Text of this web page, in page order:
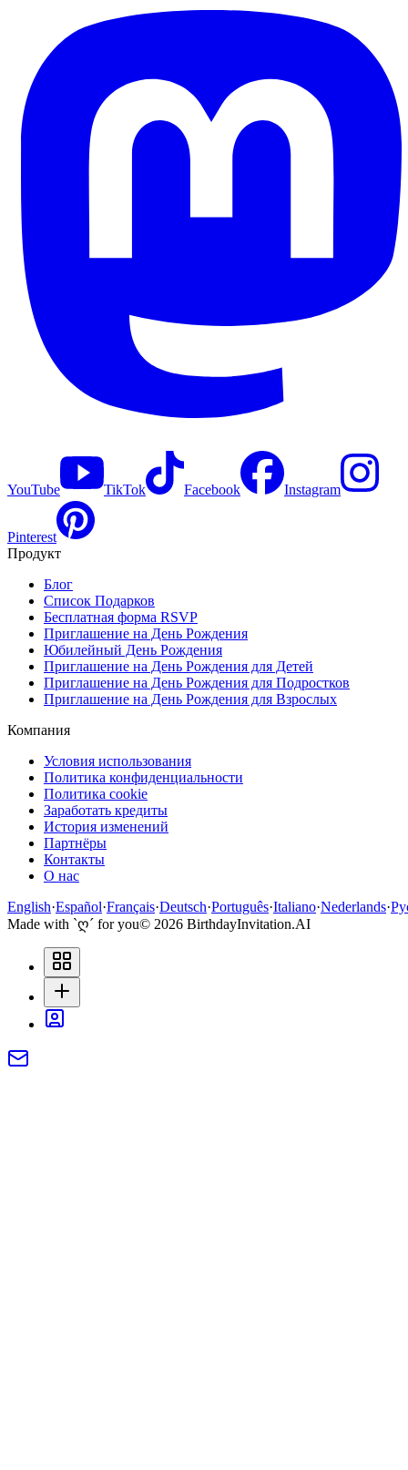
YouTube TikTok Facebook Instagram
Pinterest
Продукт
Блог
Список Подарков
Бесплатная форма RSVP
Приглашение на День Рождения
Юбилейный День Рождения
Приглашение на День Рождения для Детей
Приглашение на День Рождения для Подростков
Приглашение на День Рождения для Взрослых
Компания
Условия использования
Политика конфиденциальности
Политика cookie
Заработать кредиты
История изменений
Партнёры
Контакты
О нас
English·Español·Français·Deutsch·Português·Italiano·Nederlands·
Made with `ღ´ for you© 2026 BirthdayInvitation.AI